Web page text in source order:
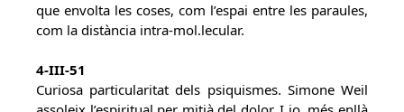
que envolta les coses, com l’espai entre les paraules,
com la distància intra-mol.lecular.
4-III-51
Curiosa particularitat dels psiquismes. Simone Weil